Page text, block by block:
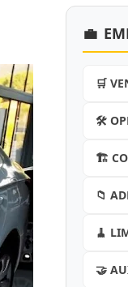
💼
🛒
🛠️
🏗️
📁
🧹
🤝